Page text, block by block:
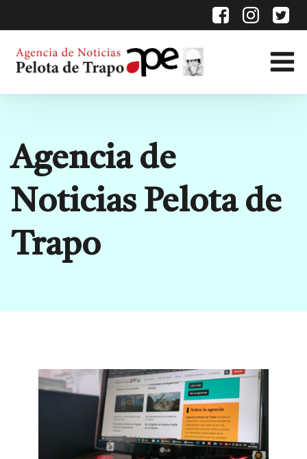
Agencia de
Noticias Pelota de
Trapo